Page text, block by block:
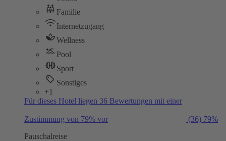
Familie
Internetzugang
Wellness
Pool
Sport
Sonstiges
+1
Für dieses Hotel liegen 36 Bewertungen mit einer
Zustimmung von 79% vor (36) 79%
Pauschalreise